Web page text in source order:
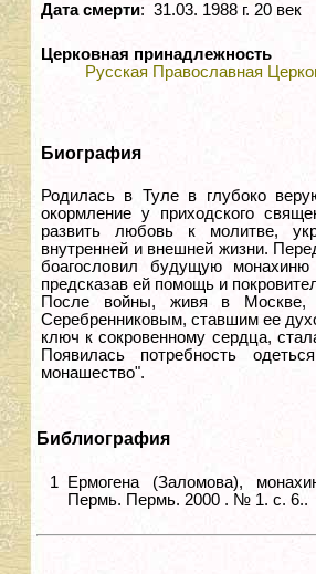
Дата смерти: 31.03. 1988 г. 20 век
Церковная принадлежность
Русская Православная
Биография
Родилась в Туле в глубоко
окормление у приходского
развить любовь к молитве,
внутренней и внешней жизни.
боагословил будущую монахиню
предсказав ей помощь и
После войны, живя в Москве,
Серебренниковым, ставшим ее
ключ к сокровенному сердца,
Появилась потребность
монашество".
Библиография
1
Ермогена (Заломова),
Пермь. Пермь. 2000 . № 1. с. 6..